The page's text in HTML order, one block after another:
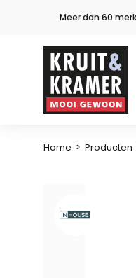
Meer dan 60
Home > Producten